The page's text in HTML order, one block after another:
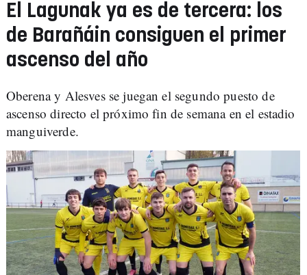
El Lagunak ya es de tercera: los
de Barañáin consiguen el primer
ascenso del año
Oberena y Alesves se juegan el segundo puesto de
ascenso directo el próximo fin de semana en el estadio
manguiverde.